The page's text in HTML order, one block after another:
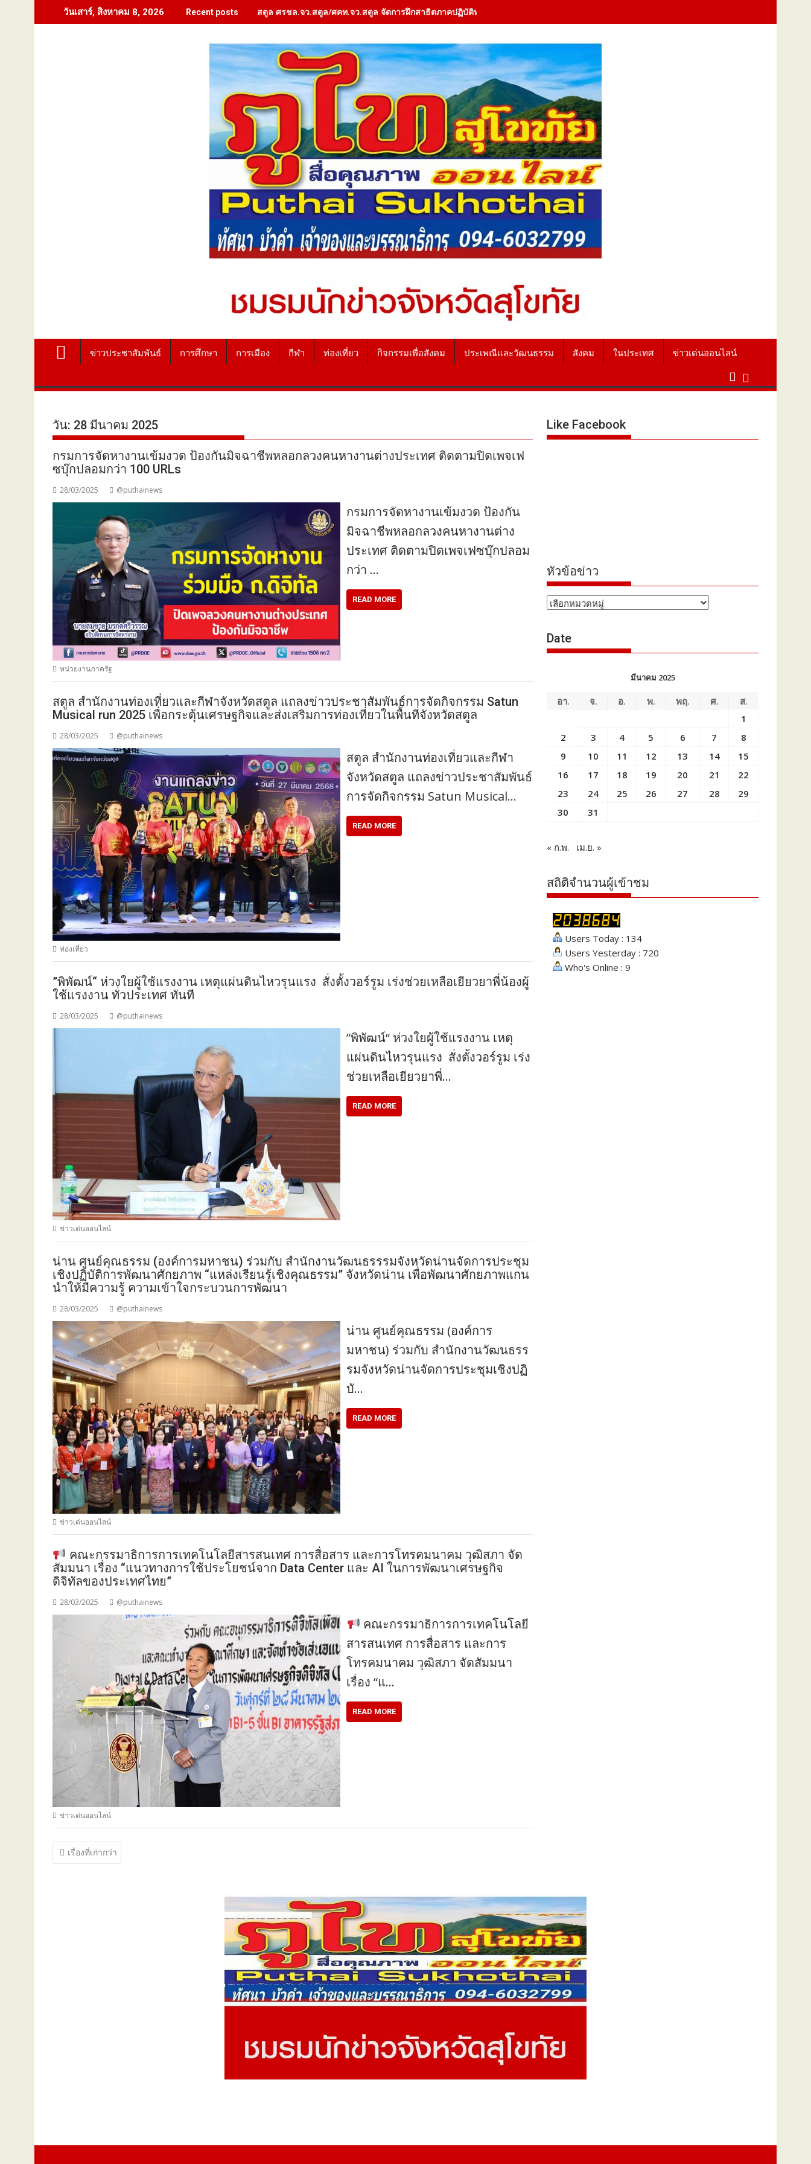
to
วันเสาร์, สิงหาคม 8, 2026 Recent posts สตูล ศรชล.จว.สตูล/ศคท.จว.สตูล จัดการฝึกสาธิตภาคปฏิบัติทางทะเล (Field Training Exercise : FTX) การช่วยเหลือผู้ประสบภัยทางทะเลและการปฏิ
ข่าวประชาสัมพันธ์ การศึกษา การเมือง กีฬา ท่องเที่ยว กิจกรรมเพื่อสังคม ประเพณีและวัฒนธรรม สังคม ในประเทศ ข่าวเด่นออนไลน์
วัน: 28 มีนาคม 2025
กรมการจัดหางานเข้มงวด ป้องกันมิจฉาชีพหลอกลวงคนหางานต่างประเทศ ติดตามปิดเพจเฟ
ซบุ๊กปลอมกว่า 100 URLs
28/03/2025 @puthainews
กรมการจัดหางานเข้มงวด ป้องกัน
มิจฉาชีพหลอกลวงคนหางานต่าง
ประเทศ ติดตามปิดเพจเฟซบุ๊กปลอม
กว่า …
READ MORE
หน่วยงานภาครัฐ
สตูล สำนักงานท่องเที่ยวและกีฬาจังหวัดสตูล แถลงข่าวประชาสัมพันธ์การจัดกิจกรรม Satun
Musical run 2025 เพื่อกระตุ้นเศรษฐกิจและส่งเสริมการท่องเที่ยวในพื้นที่จังหวัดสตูล
28/03/2025 @puthainews
สตูล สำนักงานท่องเที่ยวและกีฬา
จังหวัดสตูล แถลงข่าวประชาสัมพันธ์
การจัดกิจกรรม Satun Musical…
READ MORE
ท่องเที่ยว
”พิพัฒน์“ ห่วงใยผู้ใช้แรงงาน เหตุแผ่นดินไหวรุนแรง สั่งตั้งวอร์รูม เร่งช่วยเหลือเยียวยาพี่น้องผู้
ใช้แรงงาน ทั่วประเทศ ทันที
28/03/2025 @puthainews
”พิพัฒน์“ ห่วงใยผู้ใช้แรงงาน เหตุ
แผ่นดินไหวรุนแรง สั่งตั้งวอร์รูม เร่ง
ช่วยเหลือเยียวยาพี่…
READ MORE
ข่าวเด่นออนไลน์
น่าน ศูนย์คุณธรรม (องค์การมหาชน) ร่วมกับ สำนักงานวัฒนธรรรมจังหวัดน่านจัดการประชุม
เชิงปฏิบัติการพัฒนาศักยภาพ “แหล่งเรียนรู้เชิงคุณธรรม” จังหวัดน่าน เพื่อพัฒนาศักยภาพแกน
นำให้มีความรู้ ความเข้าใจกระบวนการพัฒนา
28/03/2025 @puthainews
น่าน ศูนย์คุณธรรม (องค์การ
มหาชน) ร่วมกับ สำนักงานวัฒนธรร
รมจังหวัดน่านจัดการประชุมเชิงปฏิ
บั…
READ MORE
ข่าวเด่นออนไลน์
คณะกรรมาธิการการเทคโนโลยีสารสนเทศ การสื่อสาร และการโทรคมนาคม วุฒิสภา จัด
สัมมนา เรื่อง “แนวทางการใช้ประโยชน์จาก Data Center และ AI ในการพัฒนาเศรษฐกิจ
ดิจิทัลของประเทศไทย”
28/03/2025 @puthainews
คณะกรรมาธิการการเทคโนโลยี
สารสนเทศ การสื่อสาร และการ
โทรคมนาคม วุฒิสภา จัดสัมมนา
เรื่อง “แ…
READ MORE
ข่าวเด่นออนไลน์
แนะแนว
เรื่อง
เรื่องที่เก่ากว่า
Like Facebook
หัวข้อข่าว
หัวข้อ
Date
มีนาคม 2025
อา. จ. อ. พ. พฤ. ศ.
ส.
1
2
3 4 5 6 7
8
9
10 11 12 13 14
15
16
17 18 19 20 21
22
23
24 25 26 27 28
29
30
31
« ก.พ. เม.ย. »
สถิติจำนวนผู้เข้าชม
Users Today : 134
Users Yesterday : 720
Who's Online : 9